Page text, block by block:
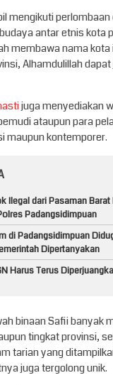
mengikuti
antar etnis kota
membawa nama
Alhamdulillah
juga menyediakan
ataupun para
maupun kontemporer.
Ilegal dari Pasaman
Padangsidimpuan
di Padangsidimpuan
Dipertanyakan
Harus Terus
binaan Safii banyak
tingkat provinsi,
tarian yang
juga tergolong unik.